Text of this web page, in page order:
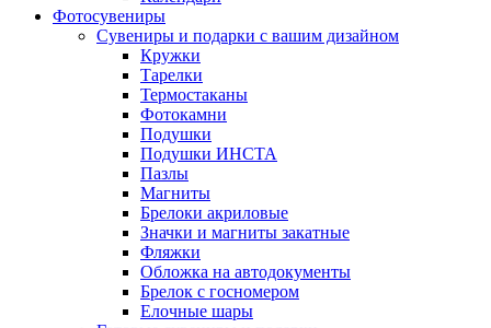
Фотосувениры
Сувениры и подарки с вашим дизайном
Кружки
Тарелки
Термостаканы
Фотокамни
Подушки
Подушки ИНСТА
Пазлы
Магниты
Брелоки акриловые
Значки и магниты закатные
Фляжки
Обложка на автодокументы
Брелок с госномером
Елочные шары